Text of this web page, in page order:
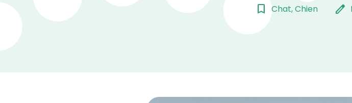
bookmark_border Chat, Chien edit